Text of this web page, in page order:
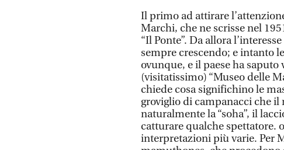
Il primo ad attirare
Marchi, che ne scrisse nel
“Il Ponte”. Da allora
sempre crescendo; e intanto
ovunque, e il paese ha
(visitatissimo) “Museo delle
chiede cosa significhino le
groviglio di campanacci che
naturalmente la “soha”, il
catturare qualche spettatore.
interpretazioni più varie. Per